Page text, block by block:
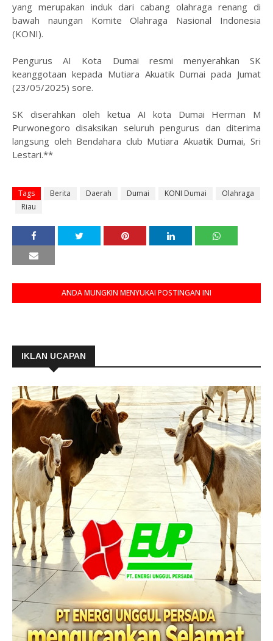
yang merupakan induk dari cabang olahraga renang di
bawah naungan Komite Olahraga Nasional Indonesia
(KONI).
Pengurus AI Kota Dumai resmi menyerahkan SK
keanggotaan kepada Mutiara Akuatik Dumai pada Jumat
(23/05/2025) sore.
SK diserahkan oleh ketua AI kota Dumai Herman M
Purwonegoro disaksikan seluruh pengurus dan diterima
langsung oleh Bendahara club Mutiara Akuatik Dumai, Sri
Lestari.**
Tags Berita Daerah Dumai KONI Dumai
Olahraga
Riau
ANDA MUNGKIN MENYUKAI POSTINGAN INI
IKLAN UCAPAN